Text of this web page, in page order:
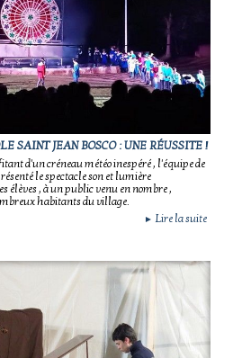
SAINT JEAN BOSCO : UNE RÉUSSITE !
d'un créneau météo inespéré , l'équipe de
le spectacle son et lumière
élèves , à un public venu en nombre ,
habitants du village.
► Lire la suite